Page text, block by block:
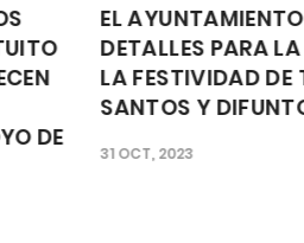
EL AYUNTAMIENTO
DETALLES PARA LA
LA FESTIVIDAD DE
SANTOS Y DIFUNTOS
31 OCT, 2023